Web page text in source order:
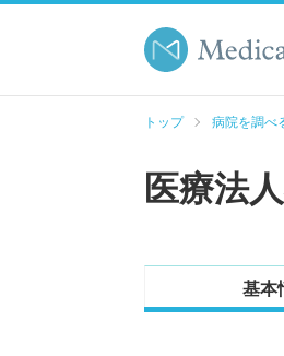
トップ 病院を調べ
医療法
基本